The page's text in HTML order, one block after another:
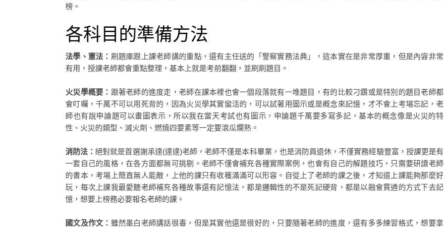
榜。
各科目的準備方法
法學、憲法： 刷題庫跟上課老師講的重點，還有主任送的「警察實務法典」，這本實在是非常厚重，但是內容非常
有用，授課老師都會重點整理，基本上就是考前翻翻，並刷刷題目。
火災學概要： 跟著老師的進度走，老師在課本裡也會一個段落就有一堆題目，有的比較刁鑽或是特別的題目老師都
會叮囑，千萬不可以用死背的，因為火災學其實蠻活的，可以試著用圖示或是概念來記憶，才不會上考場忘記，老
師也有說申論題可以畫圖表示，所以我在當天考試也有圖示，申論題千萬要多寫多記，基本的概念像是火災的特
性、火災的類型、滅火劑、燃燒四要素等一定要滾瓜爛熟。
消防法：絕對就是首選謝承達(達達)老師，老師不僅是本科畢業，也是消防員退休，不僅實務經驗豐富，授課更是有
一套自己的風格，在各方面都無可挑剔。老師不僅會補充各種實際案例，也會有自己的解題技巧，只需要研讀老師
的書本，考場上簡直無人能敵，上他的課只有收穫滿滿可以形容。自從上了老師的課之後，才知道上課能夠那麼好
玩，每次上課我最愛聽老師補充各種故事還有記憶法，都是邏輯性的不是死記硬背，都是以融會貫通的方式下去記
憶，想要上榜務必要報名老師的課。
國文及作文： 雖然墨白老師講話很毒，但是其實他還是很好的，只要隨著老師的進度，還有多多練習格式，想要拿